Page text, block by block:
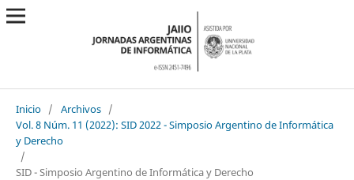
Inicio / Archivos /
Vol. 8 Núm. 11 (2022): SID 2022 - Simposio Argentino de Informática
y Derecho
/
SID - Simposio Argentino de Informática y Derecho